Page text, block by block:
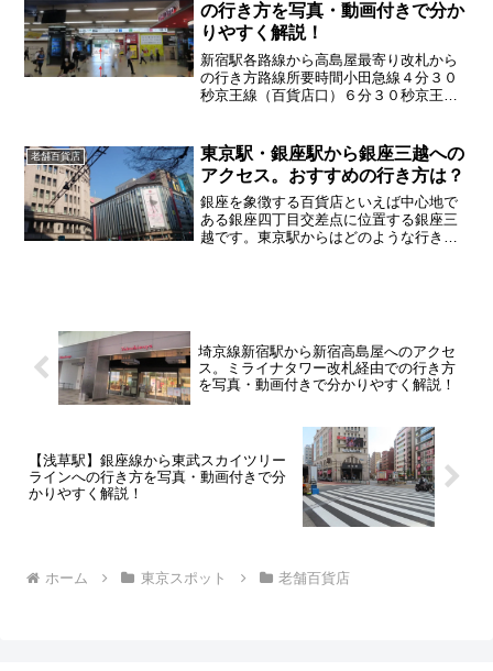
の行き方を写真・動画付きで分か
りやすく解説！
新宿駅各路線から高島屋最寄り改札から
の行き方路線所要時間小田急線４分３０
秒京王線（百貨店口）６分３０秒京王線
らの時間です。 各路線改札までの時間
老舗百貨店
東京駅・銀座駅から銀座三越への
アクセス。おすすめの行き方は？
銀座を象徴する百貨店といえば中心地で
ある銀座四丁目交差点に位置する銀座三
越です。東京駅からはどのような行き方
埼京線新宿駅から新宿高島屋へのアクセ
ス。ミライナタワー改札経由での行き方
を写真・動画付きで分かりやすく解説！
【浅草駅】銀座線から東武スカイツリー
ラインへの行き方を写真・動画付きで分
かりやすく解説！
ホーム 東京スポット 老舗百貨店